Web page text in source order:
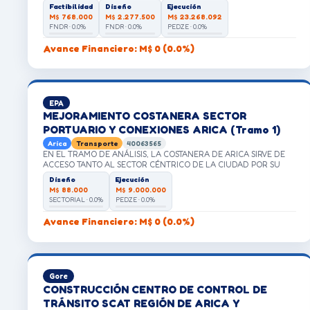
ACTIVIDADES PRODUCTIVAS SE CONCENTRAN EN EL CASCO
HISTÓRICO JUNTO AL PUERTO DE ARICA MIENTRAS QUE LAS
ZONAS DE USO RESIDENCIAL SE EMPLAZAN AL NORTE CON UNA
POTENCIAL EXPANSIÓN AL EXTREMO NORTE DE LA CIUDAD.
Factibilidad
M$ 768.000
FNDR · 0.0%
Diseño
M$ 2.277.500
FNDR · 0.0%
Ejecución
M$ 23.268.092
PEDZE · 0.0%
Avance Financiero: M$ 0 (0.0%)
EPA
MEJORAMIENTO COSTANERA SECTOR
PORTUARIO Y CONEXIONES ARICA (Tramo 1)
Arica Transporte 40063565
EN EL TRAMO DE ANÁLISIS, LA COSTANERA DE ARICA SIRVE DE
ACCESO TANTO AL SECTOR CÉNTRICO DE LA CIUDAD POR SU
BORDE PONIENTE COMO AL PUERTO DE ARICA. SIN EMBARGO,
ESTA PRESENTA DIVERSAS PROBLEMÁTICAS ASOCIADAS A UN
ESTÁNDAR DE DISEÑO OBSOLETO CON CONDICIONES PRECARIAS
PARA LA MOVILIDAD DE USUARIOS DE MODOS NO
MOTORIZADOS (CICLISTAS Y PEATONES) Y UN USO INEFICIENTE
DEL ESPACIO PÚBLICO DISPONIBLE, REFLEJADO EN LA
OPERACIÓN MUY ELEVADAS.
Diseño
M$ 88.000
SECTORIAL · 0.0%
Ejecución
M$ 9.000.000
PEDZE · 0.0%
Avance Financiero: M$ 0 (0.0%)
Gore
CONSTRUCCIÓN CENTRO DE CONTROL DE
TRÁNSITO SCAT REGIÓN DE ARICA Y